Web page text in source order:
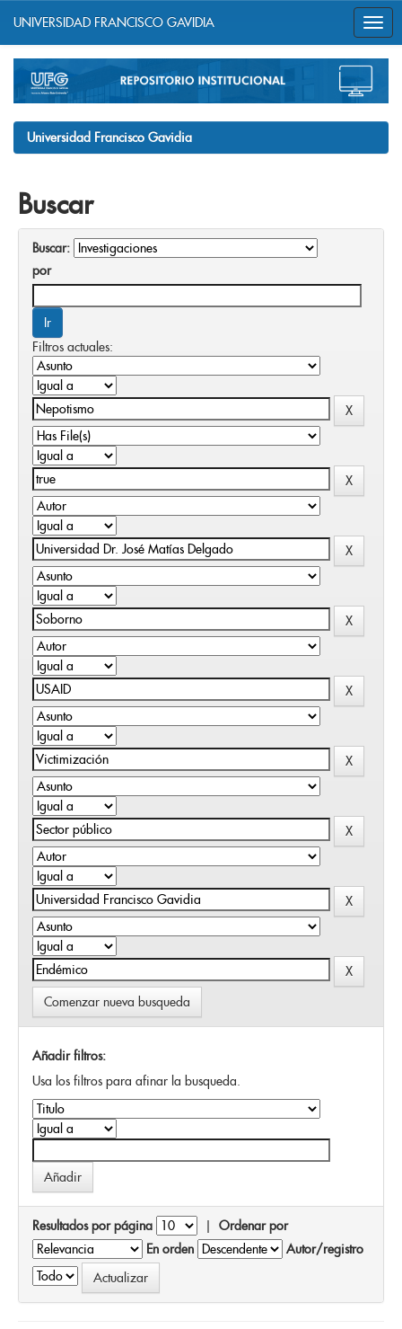
navigation
UNIVERSIDAD FRANCISCO GAVIDIA
Universidad Francisco Gavidia
Buscar
Buscar:
por
Filtros actuales:
Comenzar nueva busqueda
Añadir filtros:
Usa los filtros para afinar la busqueda.
Resultados por página | Ordenar por
En orden
Autor/registro